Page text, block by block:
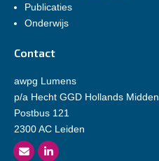
Publicaties
Onderwijs
Contact
awpg Lumens
p/a Hecht GGD Hollands Midden
Postbus 121
2300 AC Leiden